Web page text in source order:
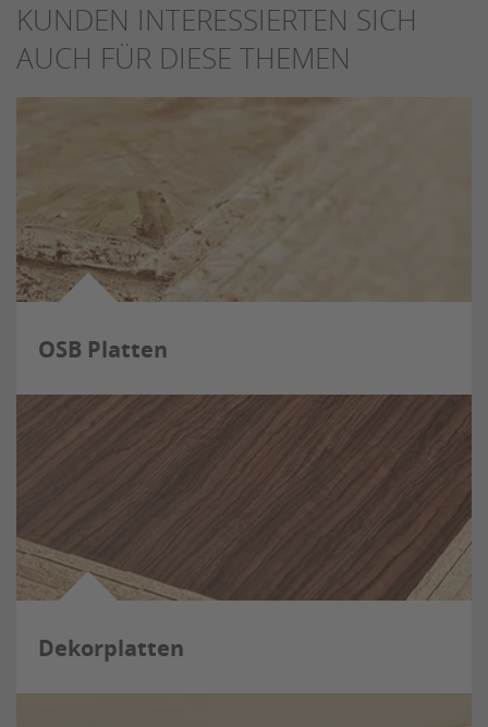
KUNDEN INTERESSIERTEN SICH
AUCH FÜR DIESE THEMEN
OSB Platten
Dekorplatten